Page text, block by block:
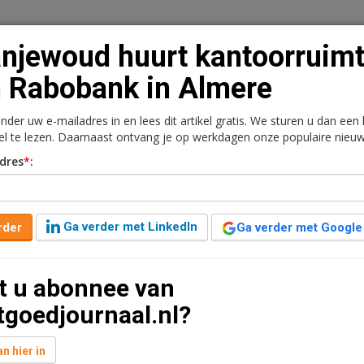
Vacaturebank Contact Abonnementen
van
aangepast 1 minuut leestijd
een groot gedeelte van zijn voormalige
4.000 van de 5.500 m2 kantoorruimte is na het
huurt
Rabobank in Almere
uw e-mailadres in en lees dit artikel gratis. We sturen u dan een
te lezen. Daarnaast ontvang je op werkdagen onze populaire
*:
Ga verder met LinkedIn Ga verder met Google
u abonnee van
hier in